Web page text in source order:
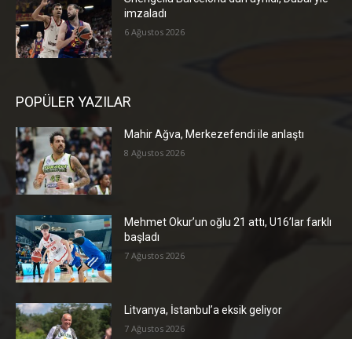
imzaladı
6 Ağustos 2026
POPÜLER YAZILAR
Mahir Ağva, Merkezefendi ile anlaştı
8 Ağustos 2026
Mehmet Okur’un oğlu 21 attı, U16’lar farklı
başladı
7 Ağustos 2026
Litvanya, İstanbul’a eksik geliyor
7 Ağustos 2026